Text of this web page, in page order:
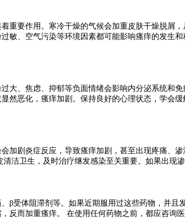
重要作用。寒冷干燥的气候会加重皮肤干燥脱屑
敏、空气污染等环境因素都可能影响瘙痒的发生
大、焦虑、抑郁等负面情绪会影响内分泌系统和
然恶化，瘙痒加剧。保持良好的心理状态，学会
加剧炎症反应，导致瘙痒加剧，甚至出现疼痛、
洁卫生，及时治疗继发感染至关重要。如果出现
β受体阻滞剂等。如果近期服用过这些药物，并
反而加重瘙痒。 在使用任何药物之前，都应咨询